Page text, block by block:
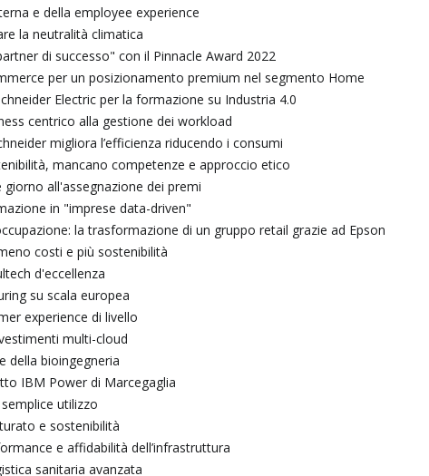
e della employee experience
la neutralità climatica
di successo" con il Pinnacle Award 2022
per un posizionamento premium nel segmento Home
Electric per la formazione su Industria 4.0
centrico alla gestione dei workload
migliora l’efficienza riducendo i consumi
mancano competenze e approccio etico
all'assegnazione dei premi
in "imprese data-driven"
la trasformazione di un gruppo retail grazie ad Epson
costi e più sostenibilità
d'eccellenza
su scala europea
experience di livello
multi-cloud
della bioingegneria
IBM Power di Marcegaglia
utilizzo
e sostenibilità
e affidabilità dell’infrastruttura
sanitaria avanzata